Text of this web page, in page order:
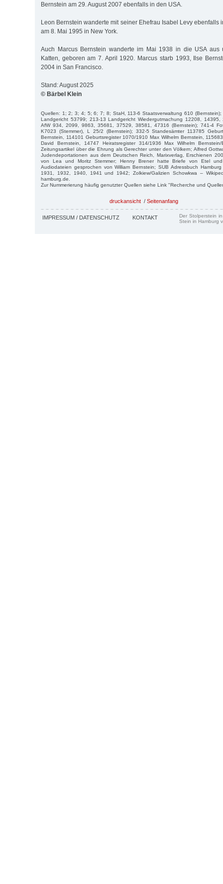
Bernstein am 29. August 2007 ebenfalls in den USA.
Leon Bernstein wanderte mit seiner Ehefrau Isabel Levy ebenfalls
am 8. Mai 1995 in New York.
Auch Marcus Bernstein wanderte im Mai 1938 in die USA aus
Katten, geboren am 7. April 1920. Marcus starb 1993, Ilse
2004 in San Francisco.
Stand: August 2025
© Bärbel Klein
Quellen: 1; 2; 3; 4; 5; 6; 7; 8; StaH, 113-6 Staatsverwaltung 610 (Bernstein);
Landgericht 53799; 213-13 Landgericht Wiedergutmachung 12208, 14395,
AfW 934, 2099, 9863, 35681, 37529, 38581, 47316 (Bernstein); 741-4
K7023 (Stemmer), L 25/2 (Bernstein); 332-5 Standesämter 113785
Bernstein, 114101 Geburtsregister 1070/1910 Max Wilhelm Bernstein,
David Bernstein, 14747 Heiratsregister 314/1936 Max Wilhelm
Zeitungsartikel über die Ehrung als Gerechter unter den Völkern; Alfred
Judendeportationen aus dem Deutschen Reich, Marixverlag, Erschienen
von Lea und Moritz Stemmer; Henny Brener hatte Briefe von Etel
Audiodateien gesprochen von William Bernstein; SUB Adressbuch
1931, 1932, 1940, 1941 und 1942; Zolkiew/Galizien Schowkwa –
hamburg.de.
Zur Nummerierung häufig genutzter Quellen siehe Link "Recherche und
druckansicht / Seitenanfang
IMPRESSUM / DATENSCHUTZ KONTAKT
Der Stolperstein
Stein in Hamburg